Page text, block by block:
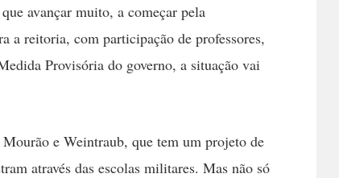
avançar muito, a começar pela
a reitoria, com participação de professores,
Provisória do governo, a situação vai
e Weintraub, que tem um projeto de
através das escolas militares. Mas não só